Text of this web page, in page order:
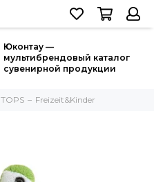
Юконтау —
мультибрендовый каталог
сувенирной продукции
TOPS Freizeit&Kinder